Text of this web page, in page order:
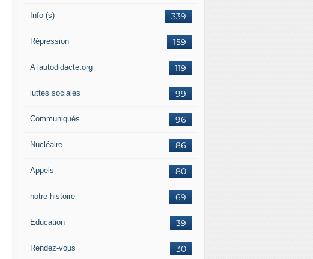
339
Info (s)
159
Répression
119
A lautodidacte.org
99
luttes sociales
96
Communiqués
86
Nucléaire
80
Appels
69
notre histoire
39
Education
30
Rendez-vous